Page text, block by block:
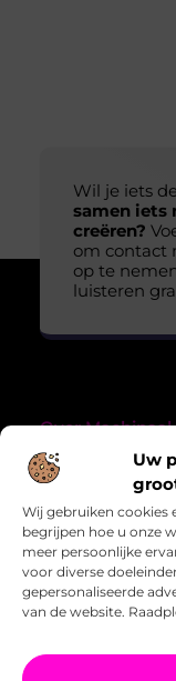
Uw
Wij gebruiken cookies
begrijpen hoe u onze
meer persoonlijke
voor diverse
gepersonaliseerde
van de website.
Wil je iets
samen iets
creëren?
om contact
op te
luisteren
Over
Bericht
Onze informatie